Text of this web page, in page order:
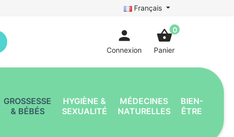
Français
person
Connexion
shopping_basket0
Panier
GROSSESSE
& BÉBÉS
HYGIÈNE &
SEXUALITÉ
MÉDECINES
NATURELLES
BIEN-
ÊTRE